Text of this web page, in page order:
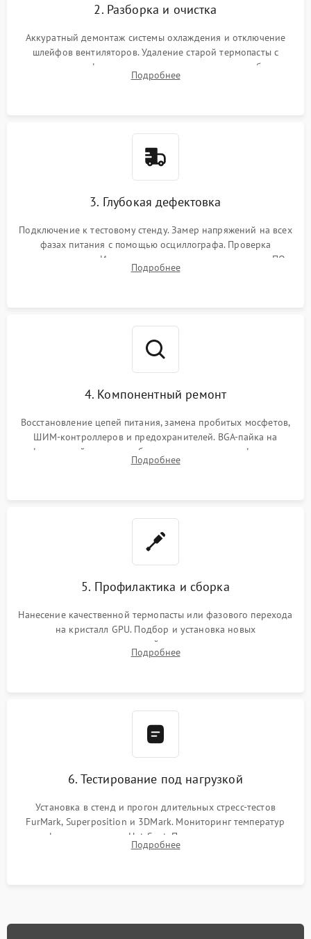
2. Разборка и очистка
Аккуратный демонтаж системы охлаждения и отключение
шлейфов вентиляторов. Удаление старой термопасты с
кристалла графического чипа и термопрокладок с банок
памяти и зоны VRM. Очистка платы от пыли и окислов.
Подробнее
3. Глубокая дефектовка
Подключение к тестовому стенду. Замер напряжений на всех
фазах питания с помощью осциллографа. Проверка
инициализации. Использование специализированного ПО
MATS
Подробнее
4. Компонентный ремонт
Восстановление цепей питания, замена пробитых мосфетов,
ШИМ-контроллеров и предохранителей. BGA-пайка на
инфракрасной станции реболлинг или замена графического
чипа и дефектной памяти GDDR. Прошивка BIOS
Подробнее
5. Профилактика и сборка
Нанесение качественной термопасты или фазового перехода
на кристалл GPU. Подбор и установка новых
термопрокладок правильной толщины на память и цепи
питания. Монтаж радиатора и бэкплейта, подключение и
Подробнее
6. Тестирование под нагрузкой
Установка в стенд и прогон длительных стресс-тестов
FurMark, Superposition и 3DMark. Мониторинг температур
графического чипа и Hot Spot. Проверка на отсутствие
артефактов изображения, вылетов драйвера и зависаний.
Подробнее